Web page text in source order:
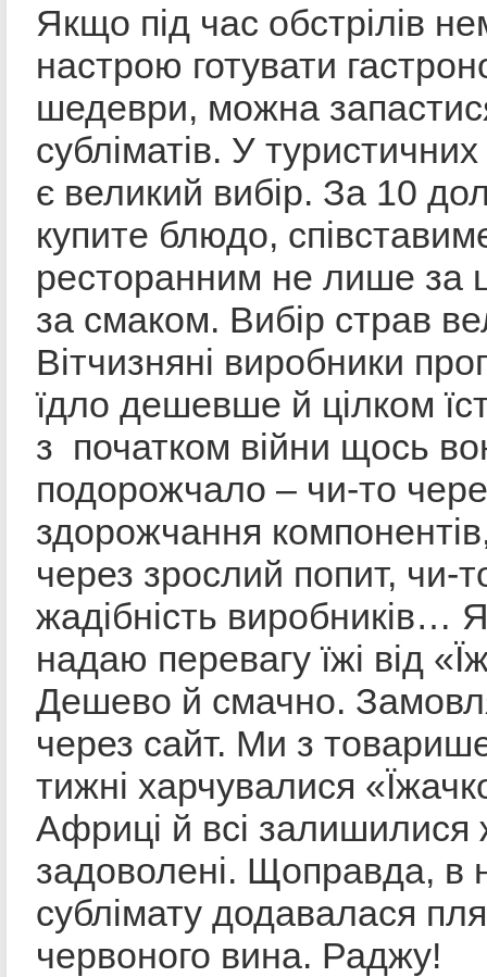
Якщо під час обстрілів
настрою готувати
шедеври, можна
субліматів. У
є великий вибір. За 10
купите блюдо,
ресторанним не лише за
за смаком. Вибір страв
Вітчизняні виробники
їдло дешевше й цілком
з початком війни щось
подорожчало – чи-то
здорожчання
через зрослий попит, чи-
жадібність виробників…
надаю перевагу їжі від
Дешево й смачно.
через сайт. Ми з
тижні харчувалися
Африці й всі залишилися
задоволені. Щоправда, в
сублімату додавалася
червоного вина. Раджу!